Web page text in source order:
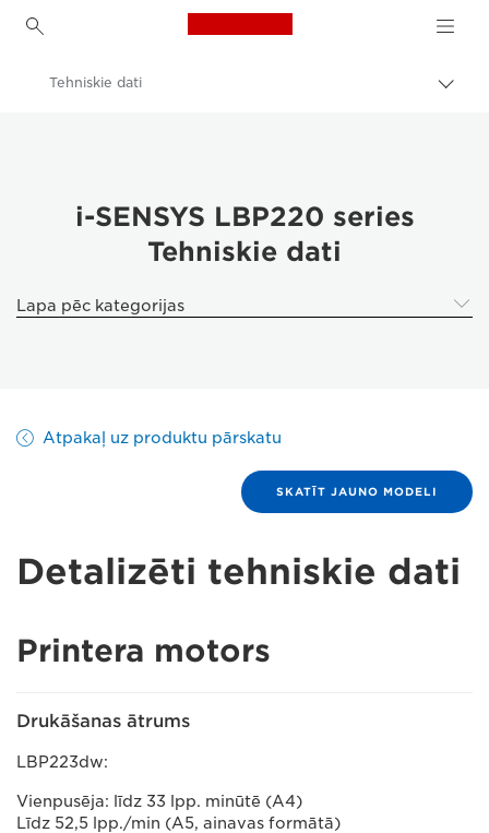
Canon Logo, back to
Produkti uzņēmumiem
Printeri un faksi uzņēmumiem
Tehniskie dati
i-SENSYS LBP220 series
Tehniskie dati
Lapa pēc kategorijas
Atpakaļ uz produktu pārskatu
SKATĪT JAUNO MODELI
Detalizēti tehniskie dati
Printera motors
Drukāšanas ātrums
LBP223dw:
Vienpusēja: līdz 33 lpp. minūtē (A4)
Līdz 52,5 lpp./min (A5, ainavas formātā)